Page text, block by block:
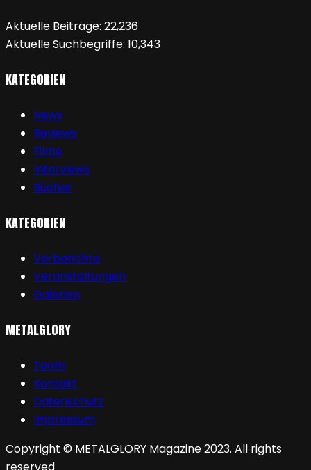
Aktuelle Beiträge: 22,236
Aktuelle Suchbegriffe: 10,343
KATEGORIEN
News
Reviews
Filme
Interviews
Bücher
KATEGORIEN
Vorberichte
Veranstaltungen
Galerien
METALGLORY
Team
Kontakt
Datenschutz
Impressum
Copyright © METALGLORY Magazine 2023. All rights